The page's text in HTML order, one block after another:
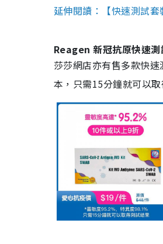
延伸閱讀：【快速測試
Reagen 新冠抗原快速測
莎莎網店亦有售多款快
本，只需15分鐘就可以